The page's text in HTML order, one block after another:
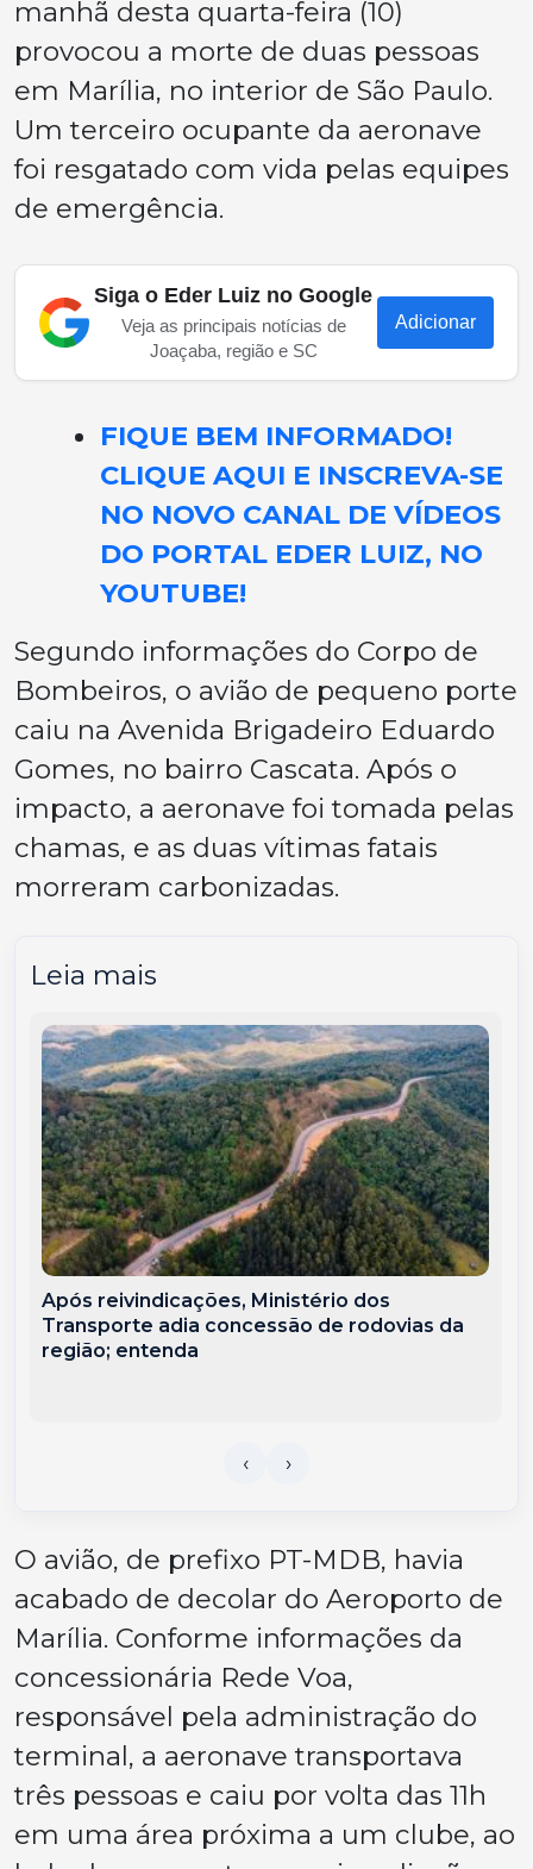
manhã desta quarta-feira (10)
provocou a morte de duas pessoas
em Marília, no interior de São Paulo.
Um terceiro ocupante da aeronave
foi resgatado com vida pelas equipes
de emergência.
Siga o Eder Luiz no Google
Veja as principais notícias de
Joaçaba, região e SC
Adicionar
FIQUE BEM INFORMADO!
CLIQUE AQUI E INSCREVA-SE
NO NOVO CANAL DE VÍDEOS
DO PORTAL EDER LUIZ, NO
YOUTUBE!
Segundo informações do Corpo de
Bombeiros, o avião de pequeno porte
caiu na Avenida Brigadeiro Eduardo
Gomes, no bairro Cascata. Após o
impacto, a aeronave foi tomada pelas
chamas, e as duas vítimas fatais
morreram carbonizadas.
Leia mais
Após reivindicações, Ministério dos
Transporte adia concessão de rodovias da
região; entenda
O avião, de prefixo PT-MDB, havia
acabado de decolar do Aeroporto de
Marília. Conforme informações da
concessionária Rede Voa,
responsável pela administração do
terminal, a aeronave transportava
três pessoas e caiu por volta das 11h
em uma área próxima a um clube, ao